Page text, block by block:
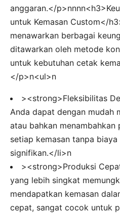
anggaran.</
untuk Kemasan Custom</
menawarkan berbagai
ditawarkan oleh metode
untuk kebutuhan cetak
</p>n<ul>n
><strong>Fleksibilitas
Anda dapat dengan mudah
atau bahkan menambahkan
setiap kemasan tanpa
signifikan.</li>n
><strong>Produksi
yang lebih singkat
mendapatkan kemasan
cepat, sangat cocok untuk